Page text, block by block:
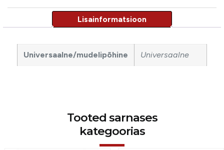
Universaalne/mudelipõhine Universaalne
Tooted sarnases
kategoorias